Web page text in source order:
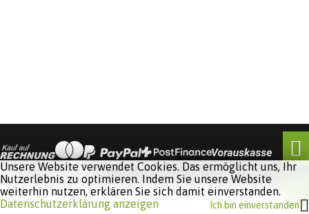
Software:
Unsere Website verwendet Cookies. Das ermöglicht uns, Ihr
Nutzerlebnis zu optimieren. Indem Sie unsere Website
weiterhin nutzen, erklären Sie sich damit einverstanden.
Datenschutzerklärung anzeigen
Ich bin einverstanden